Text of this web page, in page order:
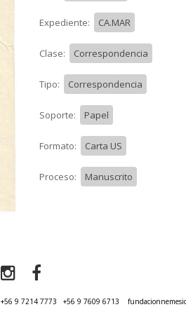
Expediente: CA.MAR
Clase: Correspondencia
Tipo: Correspondencia
Soporte: Papel
Formato: Carta US
Proceso: Manuscrito
+56 9 7214 7773 +56 9 7609 6713